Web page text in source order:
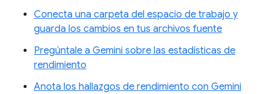
Conecta una carpeta del espacio de trabajo y
guarda los cambios en tus archivos fuente
Pregúntale a Gemini sobre las estadísticas de
rendimiento
Anota los hallazgos de rendimiento con Gemini